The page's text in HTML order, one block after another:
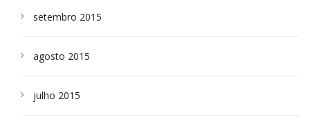
setembro 2015
agosto 2015
julho 2015